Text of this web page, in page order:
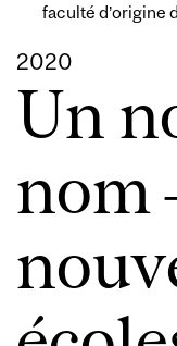
faculté d’origine
2020
Un
nom